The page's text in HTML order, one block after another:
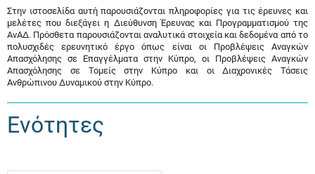
Στην ιστοσελίδα αυτή παρουσιάζονται πληροφορίες για τις έρευνες και
μελέτες που διεξάγει η Διεύθυνση Έρευνας και Προγραμματισμού της
ΑνΑΔ. Πρόσθετα παρουσιάζονται αναλυτικά στοιχεία και δεδομένα από το
πολυσχιδές ερευνητικό έργο όπως είναι οι Προβλέψεις Αναγκών
Απασχόλησης σε Επαγγέλματα στην Κύπρο, οι Προβλέψεις Αναγκών
Απασχόλησης σε Τομείς στην Κύπρο και οι Διαχρονικές Τάσεις
Ανθρώπινου Δυναμικού στην Κύπρο.
Ενότητες